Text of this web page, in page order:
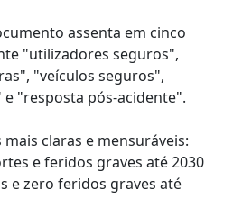
assenta em cinco
"utilizadores seguros",
"veículos seguros",
"resposta pós-acidente".
claras e mensuráveis:
e feridos graves até 2030
e zero feridos graves até